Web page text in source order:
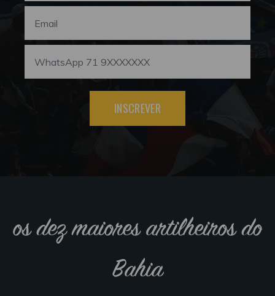
INSCREVER
os dez maiores artilheiros do
Bahia